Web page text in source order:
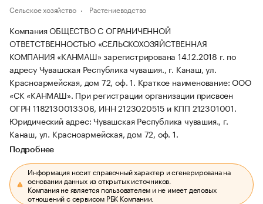
Сельское хозяйство Растениеводство
Компания ОБЩЕСТВО С ОГРАНИЧЕННОЙ
ОТВЕТСТВЕННОСТЬЮ «СЕЛЬСКОХОЗЯЙСТВЕННАЯ
КОМПАНИЯ «КАНМАШ» зарегистрирована 14.12.2018 г. по
адресу Чувашская Республика чувашия., г. Канаш, ул.
Красноармейская, дом 72, оф. 1. Краткое наименование: ООО
«СК «КАНМАШ». При регистрации организации присвоен
ОГРН 1182130013306, ИНН 2123020515 и КПП 212301001.
Юридический адрес: Чувашская Республика чувашия., г.
Канаш, ул. Красноармейская, дом 72, оф. 1.
Подробнее
Информация носит справочный характер и сгенерирована на
основании данных из открытых источников.
Компания не является пользователем и не имеет деловых
отношений с сервисом РБК Компании.